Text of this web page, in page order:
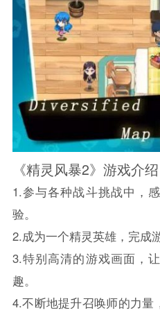
《精灵风暴2》游戏介绍
1.参与各种战斗挑战中，
验。
2.成为一个精灵英雄，完成
3.特别高清的游戏画面，
趣。
4.不断地提升召唤师的力